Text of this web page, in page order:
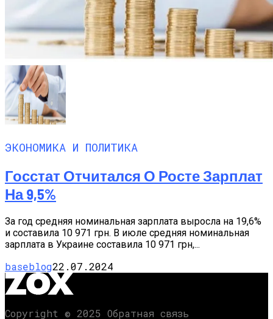
ЭКОНОМИКА И ПОЛИТИКА
Госстат Отчитался О Росте Зарплат
На 9,5%
За год средняя номинальная зарплата выросла на 19,6%
и составила 10 971 грн. В июле средняя номинальная
зарплата в Украине составила 10 971 грн,...
baseblog22.07.2024
Copyright © 2025 Обратная связь